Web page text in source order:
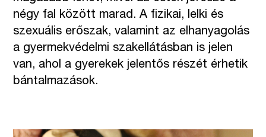
négy fal között marad. A fizikai, lelki és
szexuális erőszak, valamint az elhanyagolás
a gyermekvédelmi szakellátásban is jelen
van, ahol a gyerekek jelentős részét érhetik
bántalmazások.